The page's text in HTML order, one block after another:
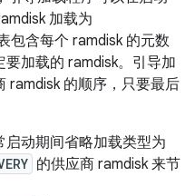
加载为
包含每个 ramdisk 的元数
加载的 ramdisk。引导加
ramdisk 的顺序，只要最后
动期间省略加载类型为
的供应商 ramdisk 来节